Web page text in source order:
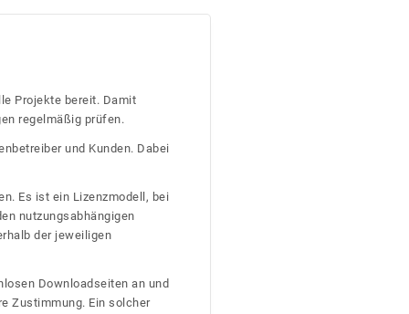
Projekte bereit. Damit
regelmäßig prüfen.
und Kunden. Dabei
Es ist ein Lizenzmodell, bei
nutzungsabhängigen
der jeweiligen
Downloadseiten an und
Zustimmung. Ein solcher